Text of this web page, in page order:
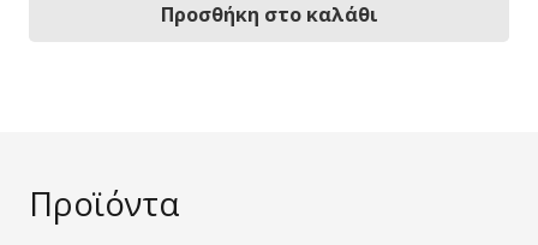
Προσθήκη στο καλάθι
Προϊόντα